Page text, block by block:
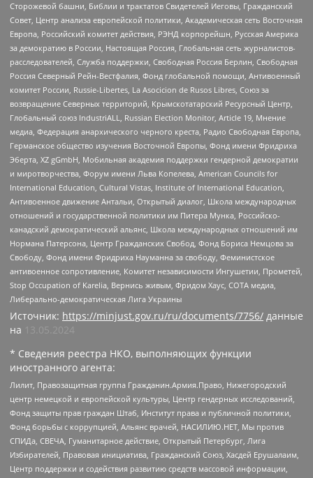
Сторожевой башни, Библии и трактатов Свидетелей Иеговы, Гражданский
Совет, Центр анализа европейской политики, Академическая сеть Восточная
Европа, Российский комитет действия, РЭНД корпорейшн, Русская Америка
за демократию в России, Настоящая Россия, Глобальная сеть журналистов-
расследователей, Служба поддержки, Свободная Россия Берлин, Свободная
Россия Северный Рейн-Вестфалия, Фонд глобальной помощи, Антивоенный
комитет России, Russie-Libertes, La Asocicion de Rusos Libres, Союз за
возвращение Северных территорий, Крымскотатарский Ресурсный Центр,
Глобальный союз IndustriALL, Russian Election Monitor, Article 19, Мнение
медиа, Федерация анархического черного креста, Радио Свободная Европа,
Германское общество изучения Восточной Европы, Фонд имени Фридриха
Эберта, XZ gGmbH, Мобильная академия поддержки гендерной демократии
и миротворчества, Форум имени Льва Копелева, American Councils for
International Education, Cultural Vistas, Institute of International Education,
Антивоенное движение Антальи, Открытый диалог, Школа международных
отношений и государственной политики им Питера Мунка, Российско-
канадский демократический альянс, Школа международных отношений им
Нормана Патерсона, Центр Гражданских Свобод, Фонд Бориса Немцова за
Свободу, Фонд имени Фридриха Науманна за свободу, Феминистское
антивоенное сопротивление, Комитет независимости Ингушетии, Прометей,
Stop Occupation of Karelia, Вернись живым, Фридом Хаус, СОТА медиа,
Либерально-демократическая Лига Украины
Источник: https://minjust.gov.ru/ru/documents/7756/ данные
на
13.05.2024
* Сведения реестра НКО, выполняющих функции
иностранного агента:
Лилит, Правозащитная группа Гражданин.Армия.Право, Нижегородский
центр немецкой и европейской культуры, Центр гендерных исследований,
Фонд защиты прав граждан Штаб, Институт права и публичной политики,
Фонд борьбы с коррупцией, Альянс врачей, НАСИЛИЮ.НЕТ, Мы против
СПИДа, СВЕЧА, Гуманитарное действие, Открытый Петербург, Лига
Избирателей, Правовая инициатива, Гражданский Союз, Хасдей Ерушалаим,
Центр поддержки и содействия развитию средств массовой информации,